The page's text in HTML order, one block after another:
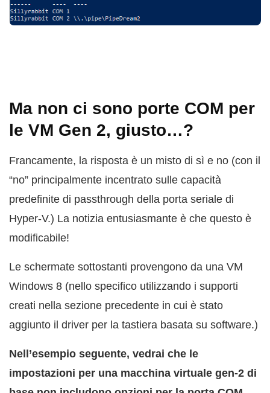
Ma non ci sono porte COM per
le VM Gen 2, giusto…?
Francamente, la risposta è un misto di sì e no (con il
“no” principalmente incentrato sulle capacità
predefinite di passthrough della porta seriale di
Hyper-V.) La notizia entusiasmante è che questo è
modificabile!
Le schermate sottostanti provengono da una VM
Windows 8 (nello specifico utilizzando i supporti
creati nella sezione precedente in cui è stato
aggiunto il driver per la tastiera basata su software.)
Nell’esempio seguente, vedrai che le
impostazioni per una macchina virtuale gen-2 di